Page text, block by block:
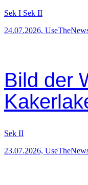
Sek I Sek II
24.07.2026,
Bild der
Sek II
23.07.2026,